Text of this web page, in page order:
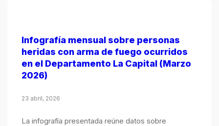
Infografía mensual sobre personas
heridas con arma de fuego ocurridos
en el Departamento La Capital (Marzo
2026)
23 abril, 2026
La infografía presentada reúne datos sobre